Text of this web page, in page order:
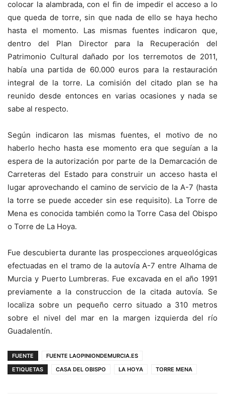
colocar la alambrada, con el fin de impedir el acceso a lo
que queda de torre, sin que nada de ello se haya hecho
hasta el momento. Las mismas fuentes indicaron que,
dentro del Plan Director para la Recuperación del
Patrimonio Cultural dañado por los terremotos de 2011,
había una partida de 60.000 euros para la restauración
integral de la torre. La comisión del citado plan se ha
reunido desde entonces en varias ocasiones y nada se
sabe al respecto.
Según indicaron las mismas fuentes, el motivo de no
haberlo hecho hasta ese momento era que seguían a la
espera de la autorización por parte de la Demarcación de
Carreteras del Estado para construir un acceso hasta el
lugar aprovechando el camino de servicio de la A-7 (hasta
la torre se puede acceder sin ese requisito). La Torre de
Mena es conocida también como la Torre Casa del Obispo
o Torre de La Hoya.
Fue descubierta durante las prospecciones arqueológicas
efectuadas en el tramo de la autovía A-7 entre Alhama de
Murcia y Puerto Lumbreras. Fue excavada en el año 1991
previamente a la construccion de la citada autovía. Se
localiza sobre un pequeño cerro situado a 310 metros
sobre el nivel del mar en la margen izquierda del río
Guadalentín.
FUENTE
FUENTE LAOPINIONDEMURCIA.ES
ETIQUETAS
CASA DEL OBISPO LA HOYA TORRE MENA